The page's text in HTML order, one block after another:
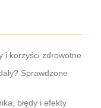
i korzyści zdrowotne
Sprawdzone
błędy i efekty